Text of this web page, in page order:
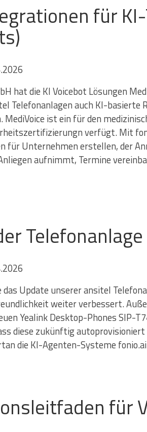
für
hat die KI Voicebot Lösungen
Telefonanlagen auch KI-
MediVoice ist ein für den
verfügt. Mit
für Unternehmen erstellen, der
aufnimmt, Termine
Update unserer ansitel
weiter verbessert.
Yealink Desktop-Phones SIP-
diese zukünftig
die KI-Agenten-Systeme
für